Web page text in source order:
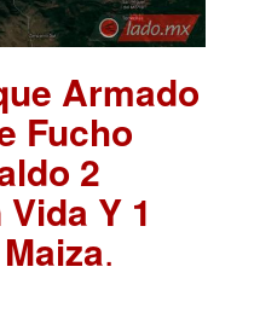
Armado
Fucho
2
Y 1
.